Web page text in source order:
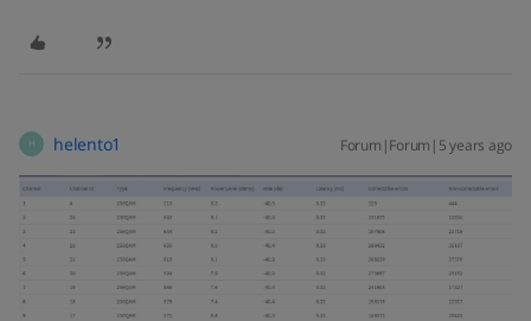
H helento1 Forum|Forum|5 years ago